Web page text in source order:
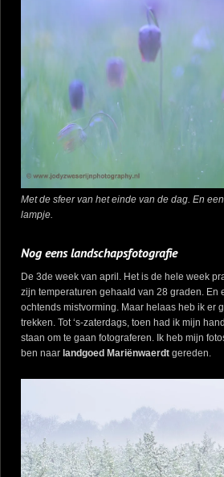
Met de sfeer van het einde van de dag. En
lampje.
Nog eens landschapsfotografie
De 3de week van april. Het is de hele week
zijn temperaturen gehaald van 28 graden. En
ochtends mistvorming. Maar helaas heb ik er
trekken. Tot ‘s-zaterdags, toen had ik mijn
staan om te gaan fotograferen. Ik heb mijn
ben naar landgoed Mariënwaerdt gereden.